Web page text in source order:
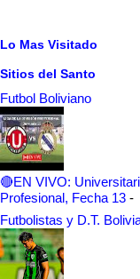
Lo Mas Visitado
Sitios del Santo
Futbol Boliviano
🔴EN VIVO:
Profesional, Fecha 13 -
Futbolistas y D.T.